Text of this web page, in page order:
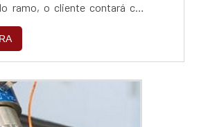
ramo, o cliente contará com
e o suporte de
para sanar eventuais
o assunto é zincagem ferro
colaboradores da SN indústria
o cliente encontrará ótima